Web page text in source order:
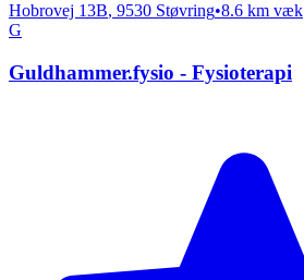
Hobrovej 13B, 9530 Støvring•8.6 km væk
G
Guldhammer.fysio - Fysioterapi